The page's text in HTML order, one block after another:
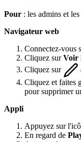
Pour : les admins et
Navigateur web
Connectez-vous
Cliquez surVoir
Cliquez sur
Cliquez et faites
pour supprimer
Appli
Appuyez sur
En regard de